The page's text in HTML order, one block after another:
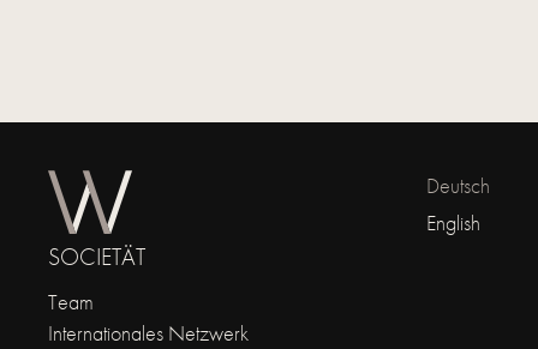
Deutsch
English
SOCIETÄT
Team
Internationales Netzwerk